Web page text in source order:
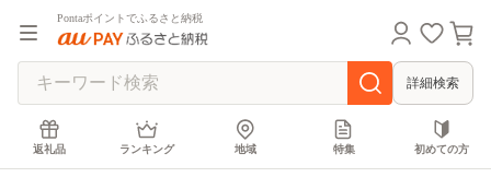
Pontaポイントでふるさと納税
詳細検索
返礼品 ランキング 地域 特集 初めての方